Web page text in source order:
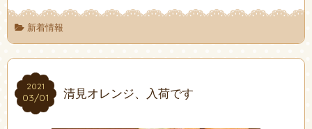
新着情報
2021
03/01
2021
03/01 清見オレンジ、入荷です